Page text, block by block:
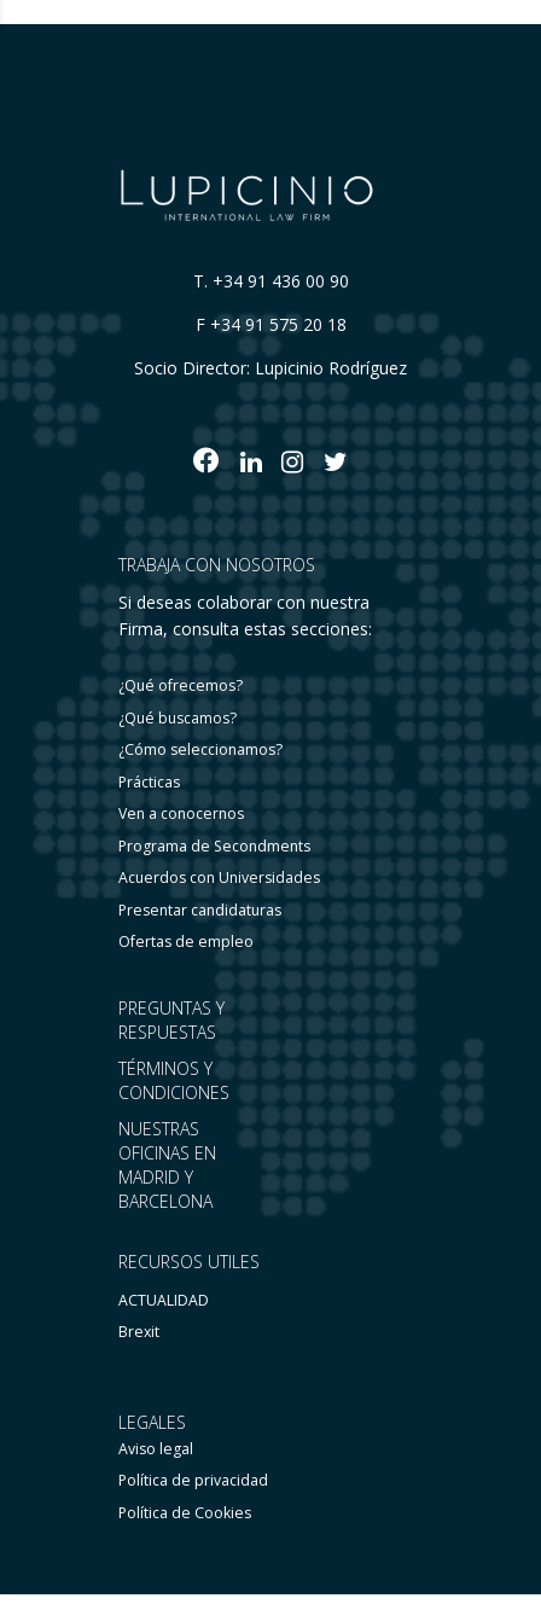
T. +34 91 436 00 90
F +34 91 575 20 18
Socio Director: Lupicinio Rodríguez
RECURSOS UTILES
ACTUALIDAD
Brexit
PREGUNTAS Y
RESPUESTAS
TÉRMINOS Y
CONDICIONES
NUESTRAS
OFICINAS EN
MADRID Y
BARCELONA
TRABAJA CON NOSOTROS
Si deseas colaborar con nuestra
Firma, consulta estas secciones:
¿Qué ofrecemos?
¿Qué buscamos?
¿Cómo seleccionamos?
Prácticas
Ven a conocernos
Programa de Secondments
Acuerdos con Universidades
Presentar candidaturas
Ofertas de empleo
LEGALES
Aviso legal
Política de privacidad
Política de Cookies